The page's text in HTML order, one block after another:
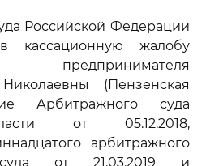
Российской Федерации
кассационную жалобу
предпринимателя
(Пензенская
Арбитражного суда
от 05.12.2018,
арбитражного
суда от 21.03.2019 и